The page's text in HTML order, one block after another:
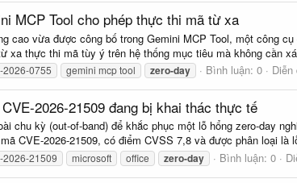
MCP Tool cho phép thực thi mã từ xa
cao vừa được công bố trong Gemini MCP Tool, một công
xa thực thi mã tùy ý trên hệ thống mục tiêu mà không cần
2026-0755 gemini mcp tool zero-day Bình luận: 0 Diễn
2026-21509 đang bị khai thác thực tế
chu kỳ (out-of-band) để khắc phục một lỗ hổng zero-day
CVE-2026-21509, có điểm CVSS 7,8 và được phân loại là
2026-21509 microsoft office zero-day Bình luận: 0